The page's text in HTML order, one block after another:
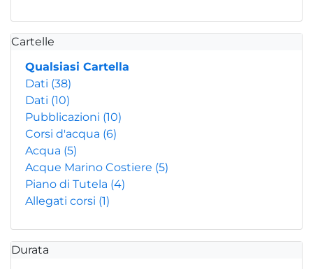
Cartelle
Qualsiasi Cartella
Dati (38)
Dati (10)
Pubblicazioni (10)
Corsi d'acqua (6)
Acqua (5)
Acque Marino Costiere (5)
Piano di Tutela (4)
Allegati corsi (1)
Durata